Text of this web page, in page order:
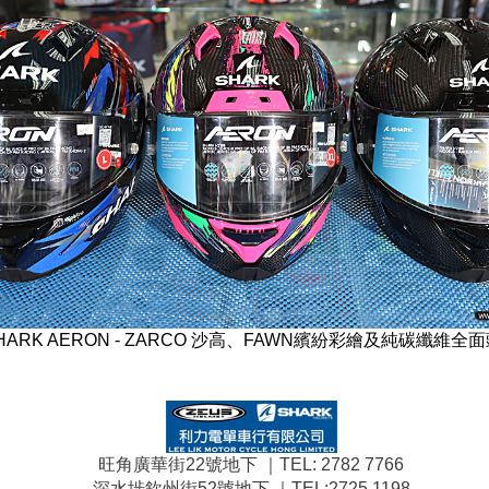
AERON - ZARCO 沙高、FAWN繽紛彩繪及純碳纖維全
旺角廣華街22號地下 ｜TEL: 2782 7766